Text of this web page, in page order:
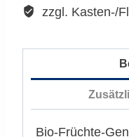
Lemonzzgl. Kasten-/
Bio-Früchte-